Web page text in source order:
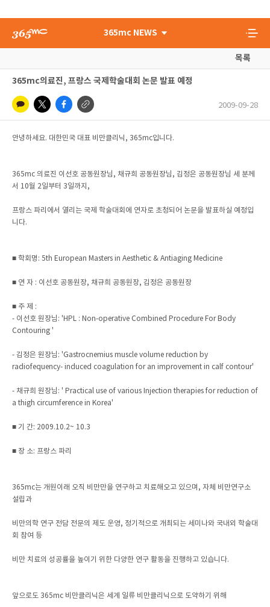
365mc NEWS
목록
365mc의료진, 프랑스 국제학술대회 논문 발표 예정
2009-09-28
안녕하세요. 대한민국 대표 비만클리닉, 365mc입니다.
365mc 의료진 이선호 공동원장님, 채규희 공동원장님, 김정은 공동원장님 세 분께
서 10월 2일부터 3일까지,
프랑스 파리에서 열리는 국제 학술대회에 연자로 초청되어 논문을 발표하실 예정입
니다.
■ 학회명: 5th European Masters in Aesthetic & Antiaging Medicine
■ 연 자 : 이선호 공동원장, 채규희 공동원장, 김정은 공동원장
■ 주 제 :
- 이선호 원장님: 'HPL : Non-operative Combined Procedure For Body
Contouring '
- 김정은 원장님: 'Gastrocnemius muscle volume reduction by
radiofequency- induced coagulation for an improvement in calf contour'
- 채규희 원장님: ' Practical use of various Injection therapies for reduction of
a thigh circumference in Korea'
■ 기 간: 2009.10.2~ 10.3
■ 장 소: 프랑스 파리
365mc는 개원이래 오직 비만만을 연구하고 치료해오고 있으며, 자체 비만연구소
설립과
비만의학 연구 전담 전문의 제도 운영, 정기적으로 개최되는 세미나와 국내외 학술대
회 참여 등
비만 치료의 성공률을 높이기 위한 다양한 연구 활동을 진행하고 있습니다.
앞으로도 365mc 비만클리닉은 세계 일류 비만클리닉으로 도약하기 위해